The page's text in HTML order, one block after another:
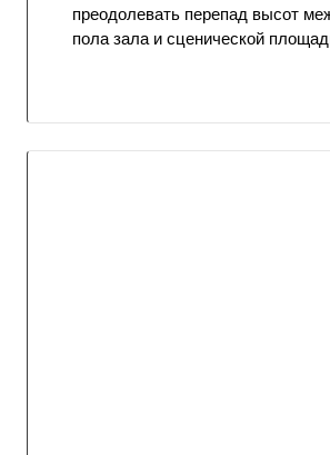
преодолевать перепад высот
пола зала и сценической